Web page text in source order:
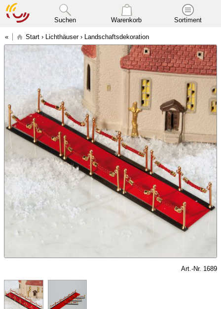
Suchen Warenkorb Sortiment
Start › Lichthäuser› Landschaftsdekoration
Art.-Nr. 1689